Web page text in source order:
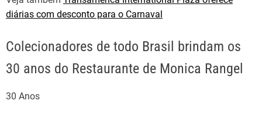
diárias com desconto para o Carnaval
Colecionadores de todo Brasil brindam os
30 anos do Restaurante de Monica Rangel
30 Anos